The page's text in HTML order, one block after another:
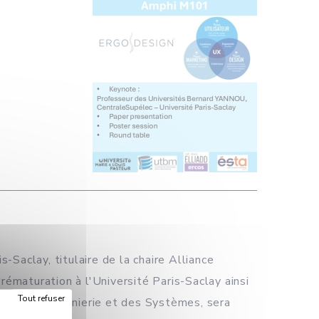
Saclay, titulaire de la chaire Alliance
à l'Université Paris-Saclay ainsi
de l'Ingénierie et des Systèmes, sera
Tout refuser